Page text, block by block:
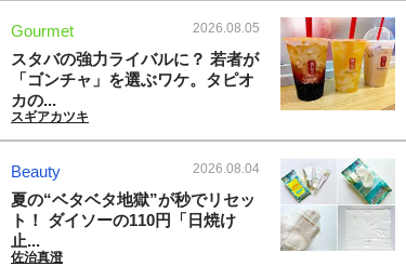
Gourmet 2026.08.05
スタバの強力ライバルに？ 若者が
「ゴンチャ」を選ぶワケ。タピオ
カの...
スギアカツキ
Beauty 2026.08.04
夏の“ベタベタ地獄”が秒でリセッ
ト！ ダイソーの110円「日焼け
止...
佐治真澄